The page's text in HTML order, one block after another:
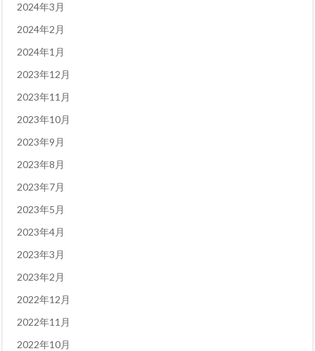
2024年3月
2024年2月
2024年1月
2023年12月
2023年11月
2023年10月
2023年9月
2023年8月
2023年7月
2023年5月
2023年4月
2023年3月
2023年2月
2022年12月
2022年11月
2022年10月